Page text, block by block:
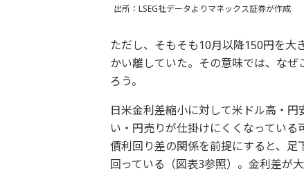
出所：LSEG社データよりマネックス証券が作成
ただし、そもそも10月以降150円を大
かい離していた。その意味では、な
ろう。
日米金利差縮小に対して米ドル高・
い・円売りが仕掛けにくくなってい
債利回り差の関係を前提にすると、
回っている（図表3参照）。金利差が